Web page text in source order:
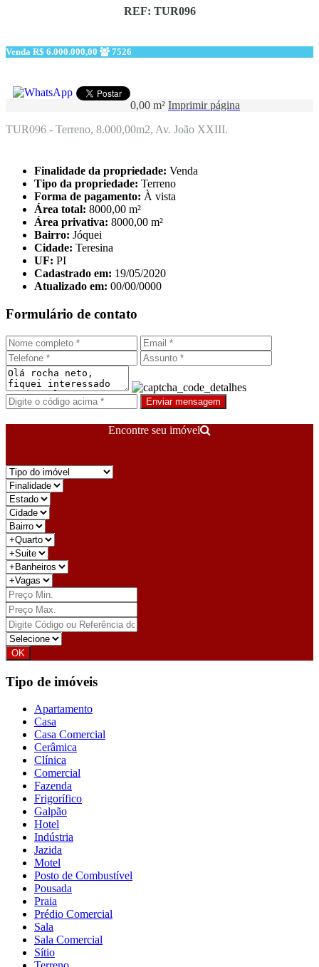
REF: TUR096
Venda R$ 6.000.000,00 7526
0,00 m² Imprimir página
TUR096 - Terreno, 8.000,00m2, Av. João XXIII.
Finalidade da propriedade: Venda
Tipo da propriedade: Terreno
Forma de pagamento: À vista
Área total: 8000,00 m²
Área privativa: 8000,00 m²
Bairro: Jóquei
Cidade: Teresina
UF: PI
Cadastrado em: 19/05/2020
Atualizado em: 00/00/0000
Formulário de contato
Enviar mensagem
Encontre seu imóvel
Tipo de imóveis
Apartamento
Casa
Casa Comercial
Cerâmica
Clínica
Comercial
Fazenda
Frigorífico
Galpão
Hotel
Indústria
Jazida
Motel
Posto de Combustível
Pousada
Praia
Prédio Comercial
Sala
Sala Comercial
Sítio